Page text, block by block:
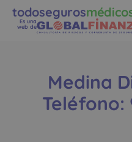
todoseguros
Es una
web de
Medina
Teléfono: